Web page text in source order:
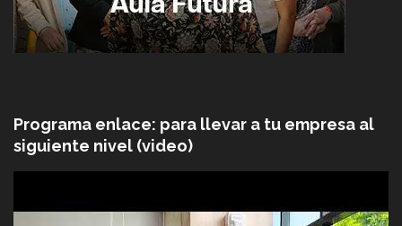
Programa enlace: para llevar a tu empresa al
siguiente nivel (video)